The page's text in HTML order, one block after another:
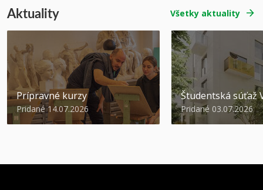
Aktuality Všetky aktuality
Prípravné kurzy
Pridané 14.07.2026
Študentská súťaž
Pridané 03.07.2026